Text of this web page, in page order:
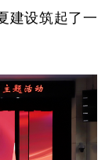
建设筑起了一